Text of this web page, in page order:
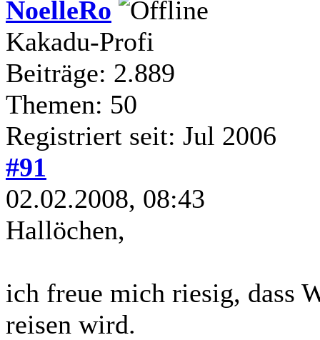
NoelleRo
Kakadu-Profi
Beiträge: 2.889
Themen: 50
Registriert seit: Jul 2006
#91
02.02.2008, 08:43
Hallöchen,
ich freue mich riesig, dass
reisen wird.